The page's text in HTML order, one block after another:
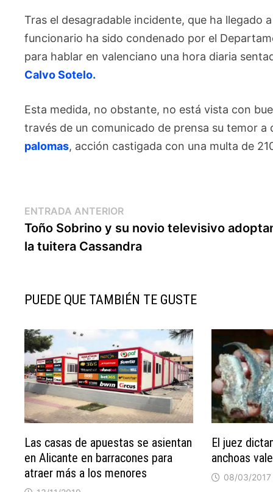
Tras el desagradable incidente, que ha llegado
funcionario ha sido condenado por el
para hablar en valenciano una hora diaria
Calvo Sotelo.
Esta medida, no obstante, no está vista con
través de un comunicado de prensa su temor
palomas, acción castigada con una multa de
Navegación
de
ENTRADA ANTERIOREntrada
anterior:
Toño Sobrino y su novio televisivo
la tuitera Cassandra
PUEDE QUE TAMBIÉN TE GUSTE
Las casas de apuestas se asientan
en Alicante en barracones para
atraer más a los menores
El juez
anchoas
08/03/2017